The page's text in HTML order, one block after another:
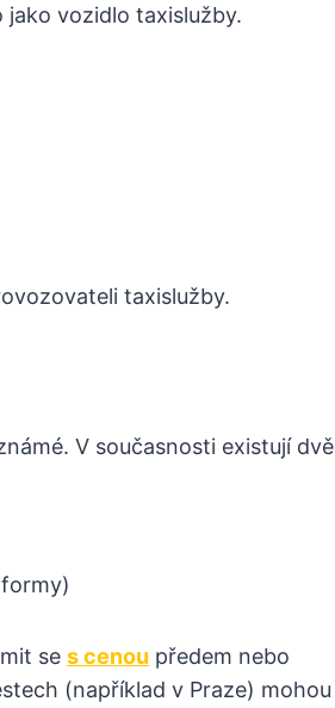
vozidlo taxislužby.
taxislužby.
V současnosti existují dvě
se s cenou předem nebo
(například v Praze) mohou